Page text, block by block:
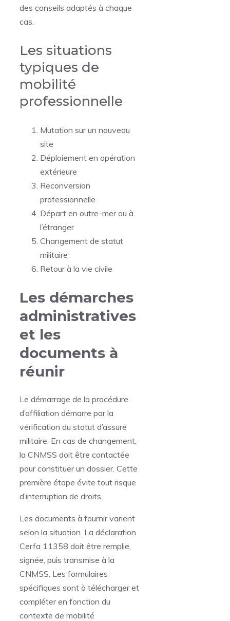
des conseils adaptés à chaque
cas.
Les situations
typiques de
mobilité
professionnelle
Mutation sur un nouveau
site
Déploiement en opération
extérieure
Reconversion
professionnelle
Départ en outre-mer ou à
l’étranger
Changement de statut
militaire
Retour à la vie civile
Les démarches
administratives
et les
documents à
réunir
Le démarrage de la procédure
d’affiliation démarre par la
vérification du statut d’assuré
militaire. En cas de changement,
la CNMSS doit être contactée
pour constituer un dossier. Cette
première étape évite tout risque
d’interruption de droits.
Les documents à fournir varient
selon la situation. La déclaration
Cerfa 11358 doit être remplie,
signée, puis transmise à la
CNMSS. Les formulaires
spécifiques sont à télécharger et
compléter en fonction du
contexte de mobilité